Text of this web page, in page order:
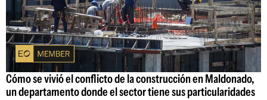
Cómo se vivió el conflicto de la construcción en Maldonado,
un departamento donde el sector tiene sus particularidades